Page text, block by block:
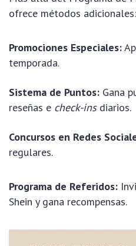
ofrece métodos adicionales:
Promociones Especiales:
temporada.
Sistema de Puntos: Gana
reseñas e check-insdiarios.
Concursos en Redes
regulares.
Programa de Referidos:
Shein y gana recompensas.